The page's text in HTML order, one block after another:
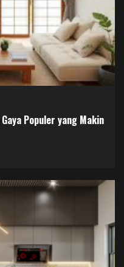
Populer yang Makin